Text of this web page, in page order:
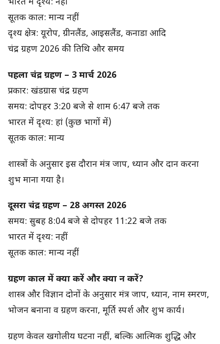
भारत में दृश्य: नहीं
सूतक काल: मान्य नहीं
दृश्य क्षेत्र: यूरोप, ग्रीनलैंड, आइसलैंड, कनाडा आदि
चंद्र ग्रहण 2026 की तिथि और समय
पहला चंद्र ग्रहण – 3 मार्च 2026
प्रकार: खंडग्रास चंद्र ग्रहण
समय: दोपहर 3:20 बजे से शाम 6:47 बजे तक
भारत में दृश्य: हां (कुछ भागों में)
सूतक काल: मान्य
शास्त्रों के अनुसार इस दौरान मंत्र जाप, ध्यान और दान करना
शुभ माना गया है।
दूसरा चंद्र ग्रहण – 28 अगस्त 2026
समय: सुबह 8:04 बजे से दोपहर 11:22 बजे तक
भारत में दृश्य: नहीं
सूतक काल: मान्य नहीं
ग्रहण काल में क्या करें और क्या न करें?
शास्त्र और विज्ञान दोनों के अनुसार मंत्र जाप, ध्यान, नाम स्मरण,
भोजन बनाना व ग्रहण करना, मूर्ति स्पर्श और शुभ कार्य।
ग्रहण केवल खगोलीय घटना नहीं, बल्कि आत्मिक शुद्धि और